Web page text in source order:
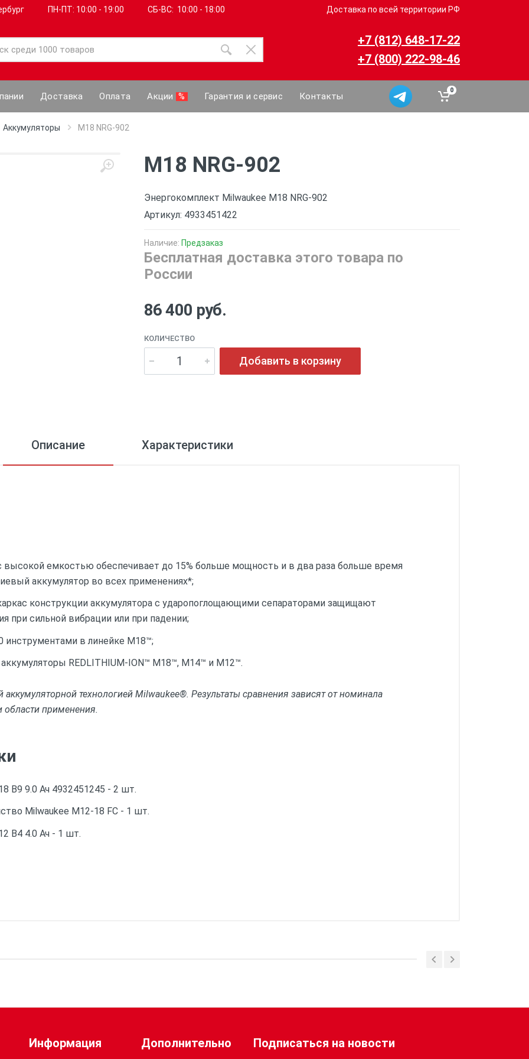
ПН-ПТ: 10:00 - 19:00 СБ-ВС: 10:00 - 18:00 Доставка по всей территории РФ
+7 (812) 648-17-22
+7 (800) 222-98-46
Доставка Оплата Акции % Гарантия и сервис Контакты
0
Аккумуляторы M18 NRG-902
M18 NRG-902
Энергокомплект Milwaukee M18 NRG-902
Артикул: 4933451422
Наличие: Предзаказ
Бесплатная доставка этого товара по
России
86 400 руб.
КОЛИЧЕСТВО
Добавить в корзину
Описание Характеристики
высокой емкостью обеспечивает до 15% больше мощность и в два раза больше время
аккумулятор во всех применениях*;
конструкции аккумулятора с ударопоглощающими сепараторами защищают
при сильной вибрации или при падении;
инструментами в линейке М18™;
REDLITHIUM-ION™ M18™, M14™ и M12™.
технологией Milwaukee®. Результаты сравнения зависят от номинала
области применения.
B9 9.0 Ач 4932451245 - 2 шт.
Milwaukee M12-18 FC - 1 шт.
B4 4.0 Ач - 1 шт.
Информация Дополнительно Подписаться на новости